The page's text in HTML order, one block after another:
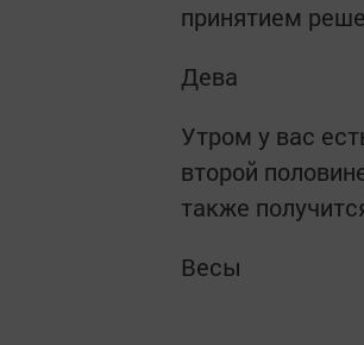
принятием
Дева
Утром у вас
второй
также
Весы